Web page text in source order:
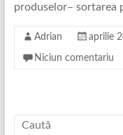
produselor– sortarea
Adrian aprilie
Niciun comentariu